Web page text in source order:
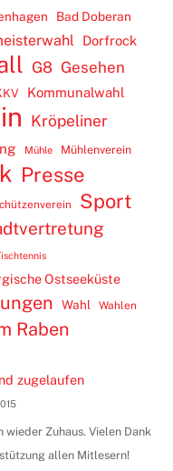
Bad Doberan
Dorfrock
G8 Gesehen
Kommunalwahl
Kröpeliner
Mühle Mühlenverein
Presse
Sport
Ostseeküste
Wahl Wahlen
Raben
zugelaufen
Zuhaus. Vielen Dank
allen Mitlesern!